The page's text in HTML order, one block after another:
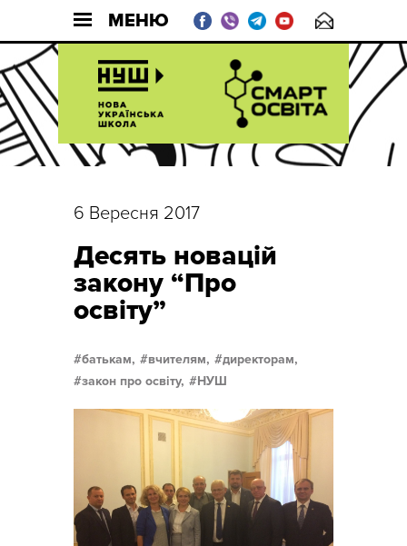
МЕНЮ
6 Вересня 2017
Десять новацій
закону “Про
освіту”
батькам, вчителям,
директорам,
закон про освіту,
НУШ